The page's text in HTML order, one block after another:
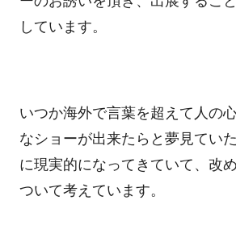
しています。
いつか海外で言葉を超えて人の
なショーが出来たらと夢見てい
に現実的になってきていて、改
ついて考えています。